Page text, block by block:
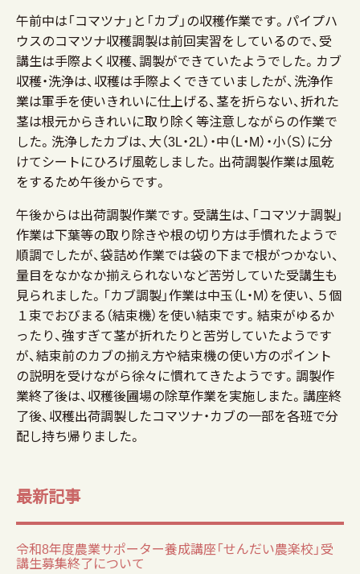
午前中は「コマツナ」と「カブ」の収穫作業です。パイプハ
ウスのコマツナ収穫調製は前回実習をしているので、受
講生は手際よく収穫、調製ができていたようでした。カブ
収穫・洗浄は、収穫は手際よくできていましたが、洗浄作
業は軍手を使いきれいに仕上げる、茎を折らない、折れた
茎は根元からきれいに取り除く等注意しながらの作業で
した。洗浄したカブは、大（3L・2L）・中（L・M）・小（S）に分
けてシートにひろげ風乾しました。出荷調製作業は風乾
をするため午後からです。
午後からは出荷調製作業です。受講生は、「コマツナ調製」
作業は下葉等の取り除きや根の切り方は手慣れたようで
順調でしたが、袋詰め作業では袋の下まで根がつかない、
量目をなかなか揃えられないなど苦労していた受講生も
見られました。「カブ調製」作業は中玉（L・M）を使い、５個
１束でおびまる（結束機）を使い結束です。結束がゆるか
ったり、強すぎて茎が折れたりと苦労していたようです
が、結束前のカブの揃え方や結束機の使い方のポイント
の説明を受けながら徐々に慣れてきたようです。調製作
業終了後は、収穫後圃場の除草作業を実施しまた。講座終
了後、収穫出荷調製したコマツナ・カブの一部を各班で分
配し持ち帰りました。
最新記事
令和8年度農業サポーター養成講座「せんだい農楽校」受
講生募集終了について